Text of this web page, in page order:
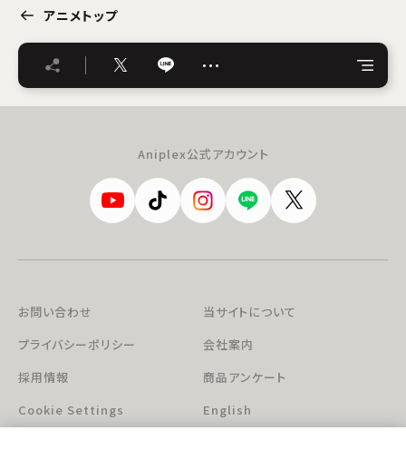
アニメトップ
…
Aniplex公式アカウント
お問い合わせ
当サイトについて
プライバシーポリシー
会社案内
採用情報
商品アンケート
Cookie Settings
English